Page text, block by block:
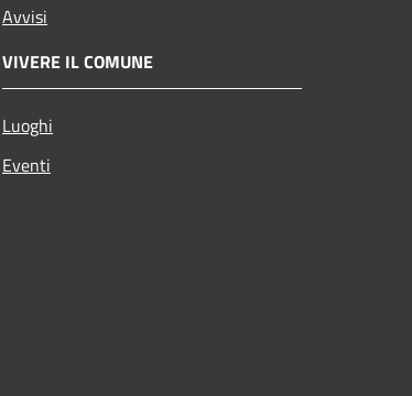
Avvisi
VIVERE IL COMUNE
Luoghi
Eventi